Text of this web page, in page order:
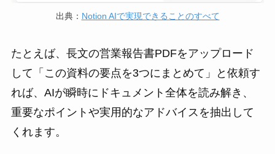
出典： Notion AIで実現できることのすべて
たとえば、長文の営業報告書PDFをアップロード
して「この資料の要点を3つにまとめて」と依頼す
れば、AIが瞬時にドキュメント全体を読み解き、
重要なポイントや実用的なアドバイスを抽出して
くれます。